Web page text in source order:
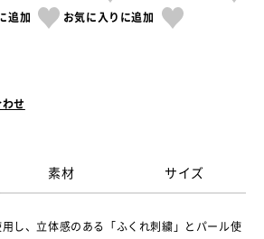
追加
お気に入りに追加
せ
素材 サイズ
し、立体感のある「ふくれ刺繍」とパール使